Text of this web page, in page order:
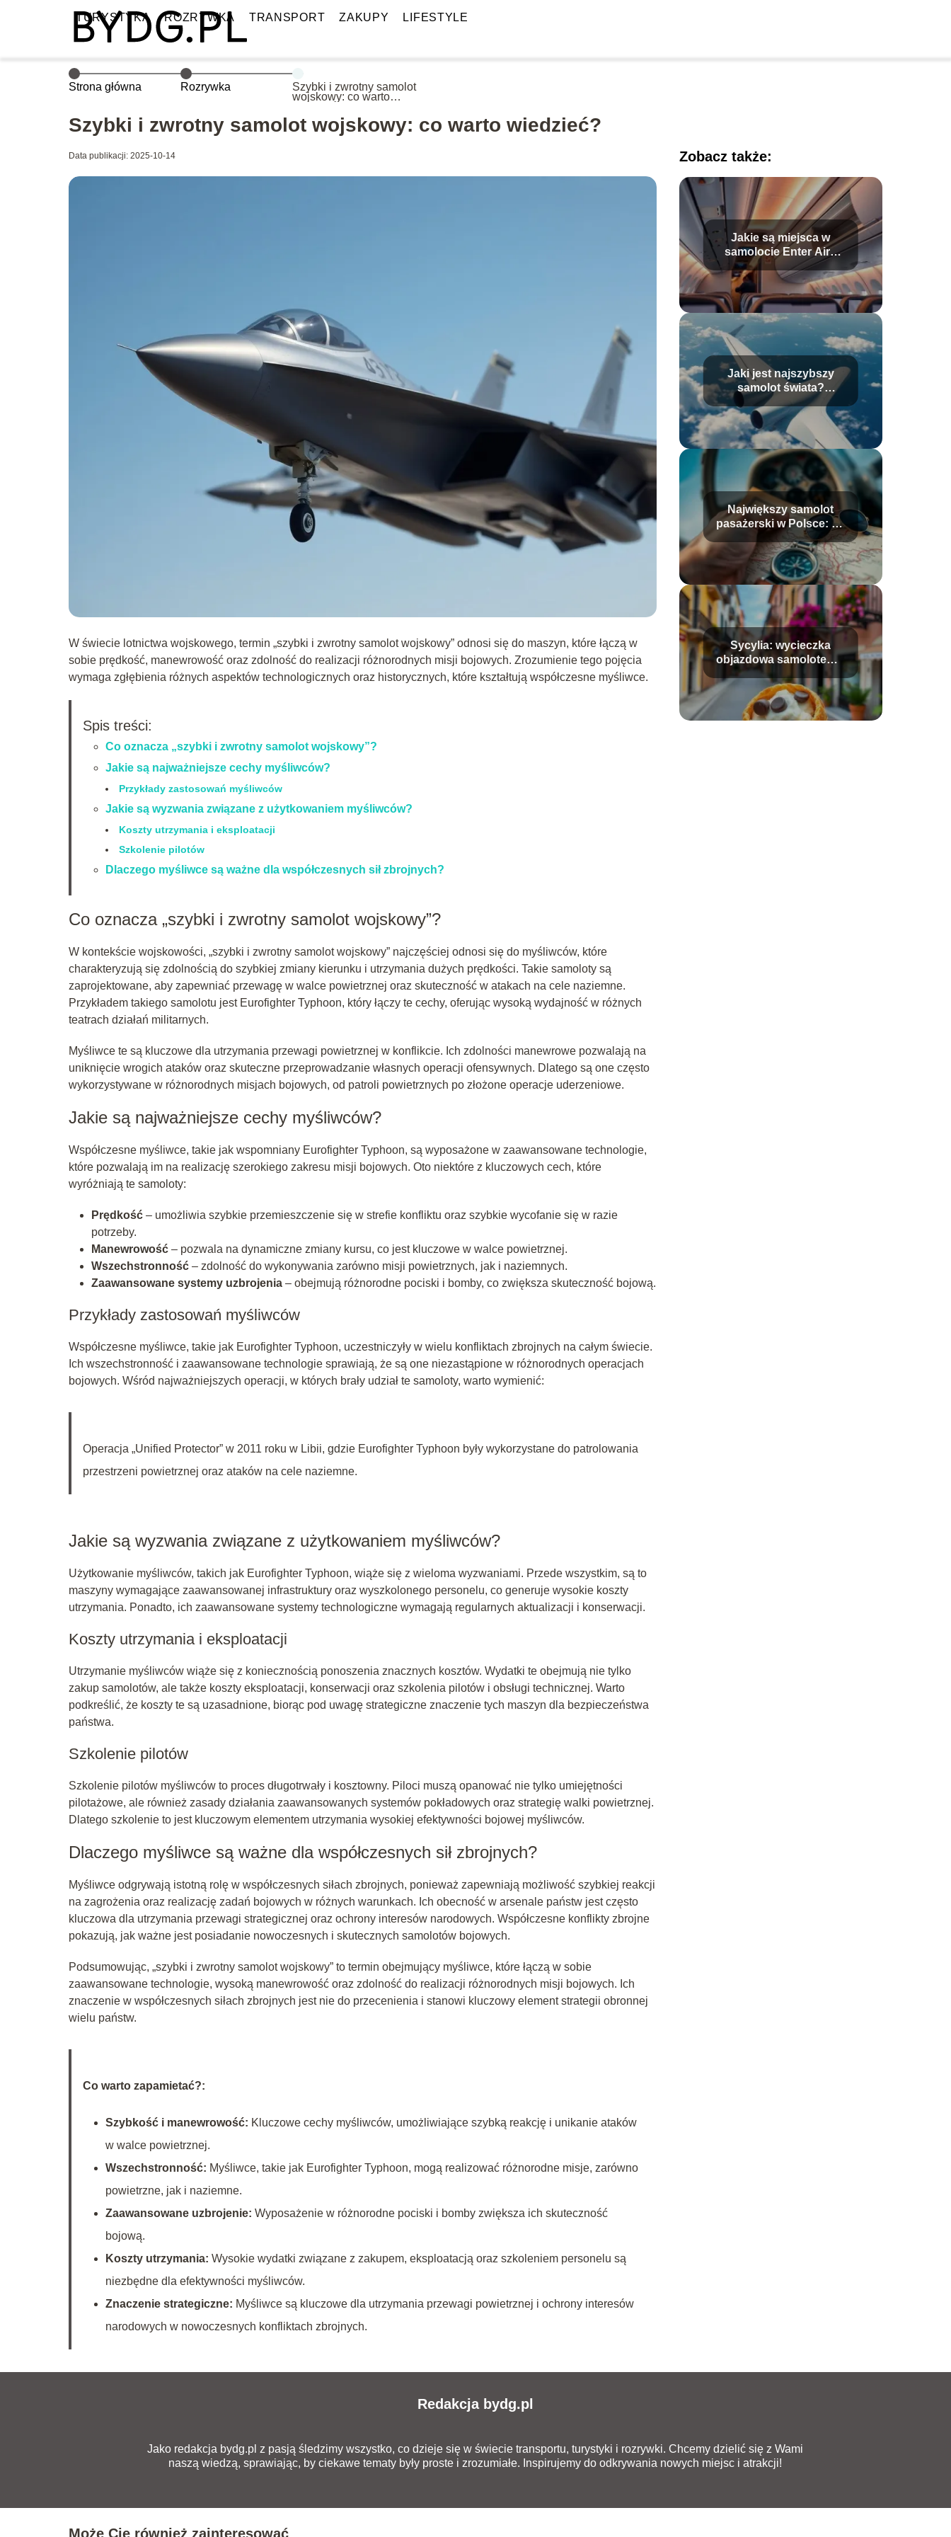
TURYSTYKA ROZRYWKA TRANSPORT ZAKUPY LIFESTYLE
Strona główna Rozrywka
Szybki i zwrotny samolot
wojskowy: co warto
Szybki i zwrotny samolot wojskowy: co warto wiedzieć?
Data publikacji: 2025-10-14
W świecie lotnictwa wojskowego, termin „szybki i zwrotny samolot wojskowy” odnosi się do maszyn, które łączą w
sobie prędkość, manewrowość oraz zdolność do realizacji różnorodnych misji bojowych. Zrozumienie tego pojęcia
wymaga zgłębienia różnych aspektów technologicznych oraz historycznych, które kształtują współczesne myśliwce.
Spis treści:
Co oznacza „szybki i zwrotny samolot wojskowy”?
Jakie są najważniejsze cechy myśliwców?
Przykłady zastosowań myśliwców
Jakie są wyzwania związane z użytkowaniem myśliwców?
Koszty utrzymania i eksploatacji
Szkolenie pilotów
Dlaczego myśliwce są ważne dla współczesnych sił zbrojnych?
Co oznacza „szybki i zwrotny samolot wojskowy”?
W kontekście wojskowości, „szybki i zwrotny samolot wojskowy” najczęściej odnosi się do myśliwców, które
charakteryzują się zdolnością do szybkiej zmiany kierunku i utrzymania dużych prędkości. Takie samoloty są
zaprojektowane, aby zapewniać przewagę w walce powietrznej oraz skuteczność w atakach na cele naziemne.
Przykładem takiego samolotu jest Eurofighter Typhoon, który łączy te cechy, oferując wysoką wydajność w różnych
teatrach działań militarnych.
Myśliwce te są kluczowe dla utrzymania przewagi powietrznej w konflikcie. Ich zdolności manewrowe pozwalają na
uniknięcie wrogich ataków oraz skuteczne przeprowadzanie własnych operacji ofensywnych. Dlatego są one często
wykorzystywane w różnorodnych misjach bojowych, od patroli powietrznych po złożone operacje uderzeniowe.
Jakie są najważniejsze cechy myśliwców?
Współczesne myśliwce, takie jak wspomniany Eurofighter Typhoon, są wyposażone w zaawansowane technologie,
które pozwalają im na realizację szerokiego zakresu misji bojowych. Oto niektóre z kluczowych cech, które
wyróżniają te samoloty:
Prędkość – umożliwia szybkie przemieszczenie się w strefie konfliktu oraz szybkie wycofanie się w razie
potrzeby.
Manewrowość – pozwala na dynamiczne zmiany kursu, co jest kluczowe w walce powietrznej.
Wszechstronność – zdolność do wykonywania zarówno misji powietrznych, jak i naziemnych.
Zaawansowane systemy uzbrojenia – obejmują różnorodne pociski i bomby, co zwiększa skuteczność bojową.
Przykłady zastosowań myśliwców
Współczesne myśliwce, takie jak Eurofighter Typhoon, uczestniczyły w wielu konfliktach zbrojnych na całym świecie.
Ich wszechstronność i zaawansowane technologie sprawiają, że są one niezastąpione w różnorodnych operacjach
bojowych. Wśród najważniejszych operacji, w których brały udział te samoloty, warto wymienić:
Operacja „Unified Protector” w 2011 roku w Libii, gdzie Eurofighter Typhoon były wykorzystane do patrolowania
przestrzeni powietrznej oraz ataków na cele naziemne.
Jakie są wyzwania związane z użytkowaniem myśliwców?
Użytkowanie myśliwców, takich jak Eurofighter Typhoon, wiąże się z wieloma wyzwaniami. Przede wszystkim, są to
maszyny wymagające zaawansowanej infrastruktury oraz wyszkolonego personelu, co generuje wysokie koszty
utrzymania. Ponadto, ich zaawansowane systemy technologiczne wymagają regularnych aktualizacji i konserwacji.
Koszty utrzymania i eksploatacji
Utrzymanie myśliwców wiąże się z koniecznością ponoszenia znacznych kosztów. Wydatki te obejmują nie tylko
zakup samolotów, ale także koszty eksploatacji, konserwacji oraz szkolenia pilotów i obsługi technicznej. Warto
podkreślić, że koszty te są uzasadnione, biorąc pod uwagę strategiczne znaczenie tych maszyn dla bezpieczeństwa
państwa.
Szkolenie pilotów
Szkolenie pilotów myśliwców to proces długotrwały i kosztowny. Piloci muszą opanować nie tylko umiejętności
pilotażowe, ale również zasady działania zaawansowanych systemów pokładowych oraz strategię walki powietrznej.
Dlatego szkolenie to jest kluczowym elementem utrzymania wysokiej efektywności bojowej myśliwców.
Dlaczego myśliwce są ważne dla współczesnych sił zbrojnych?
Myśliwce odgrywają istotną rolę w współczesnych siłach zbrojnych, ponieważ zapewniają możliwość szybkiej reakcji
na zagrożenia oraz realizację zadań bojowych w różnych warunkach. Ich obecność w arsenale państw jest często
kluczowa dla utrzymania przewagi strategicznej oraz ochrony interesów narodowych. Współczesne konflikty zbrojne
pokazują, jak ważne jest posiadanie nowoczesnych i skutecznych samolotów bojowych.
Podsumowując, „szybki i zwrotny samolot wojskowy” to termin obejmujący myśliwce, które łączą w sobie
zaawansowane technologie, wysoką manewrowość oraz zdolność do realizacji różnorodnych misji bojowych. Ich
znaczenie w współczesnych siłach zbrojnych jest nie do przecenienia i stanowi kluczowy element strategii obronnej
wielu państw.
Co warto zapamietać?:
Szybkość i manewrowość: Kluczowe cechy myśliwców, umożliwiające szybką reakcję i unikanie ataków
w walce powietrznej.
Wszechstronność: Myśliwce, takie jak Eurofighter Typhoon, mogą realizować różnorodne misje, zarówno
powietrzne, jak i naziemne.
Zaawansowane uzbrojenie: Wyposażenie w różnorodne pociski i bomby zwiększa ich skuteczność
bojową.
Koszty utrzymania: Wysokie wydatki związane z zakupem, eksploatacją oraz szkoleniem personelu są
niezbędne dla efektywności myśliwców.
Znaczenie strategiczne: Myśliwce są kluczowe dla utrzymania przewagi powietrznej i ochrony interesów
narodowych w nowoczesnych konfliktach zbrojnych.
Zobacz także:
Jakie są miejsca w
samolocie Enter Air?
Przewodnik po Boeing
737-800
Jaki jest najszybszy
samolot świata?
Prędkość i rekordy
wyjaśnione
Największy samolot
pasażerski w Polsce: co
warto wiedzieć?
Sycylia: wycieczka
objazdowa samolotem –
co warto wiedzieć?
Redakcja bydg.pl
Jako redakcja bydg.pl z pasją śledzimy wszystko, co dzieje się w świecie transportu, turystyki i rozrywki. Chcemy dzielić się z Wami
naszą wiedzą, sprawiając, by ciekawe tematy były proste i zrozumiałe. Inspirujemy do odkrywania nowych miejsc i atrakcji!
Może Cię również zainteresować